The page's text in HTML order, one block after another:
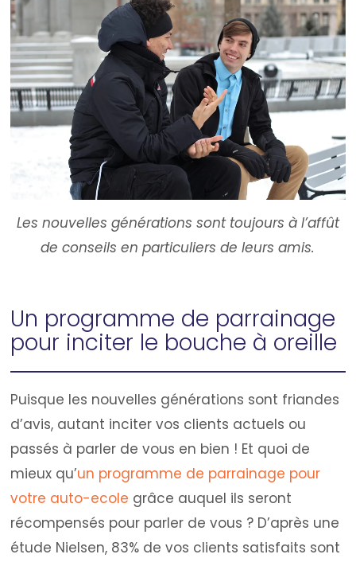
Les nouvelles générations sont toujours à l’affût
de conseils en particuliers de leurs amis.
Un programme de parrainage
pour inciter le bouche à oreille
Puisque les nouvelles générations sont friandes
d’avis, autant inciter vos clients actuels ou
passés à parler de vous en bien ! Et quoi de
mieux qu’un programme de parrainage pour
votre auto-ecole grâce auquel ils seront
récompensés pour parler de vous ? D’après une
étude Nielsen, 83% de vos clients satisfaits sont